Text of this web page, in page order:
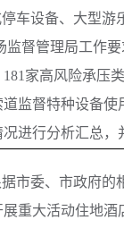
车设备、大型游
督管理局工作
家高风险承压
监督特种设备
进行分析汇总，
市委、市政府的
重大活动住地